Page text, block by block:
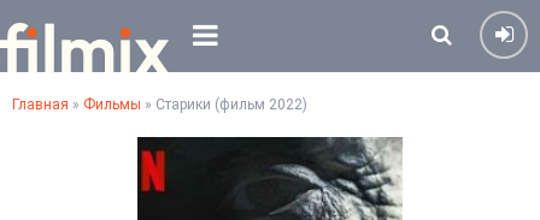
Главная » Фильмы » Старики (фильм 2022)